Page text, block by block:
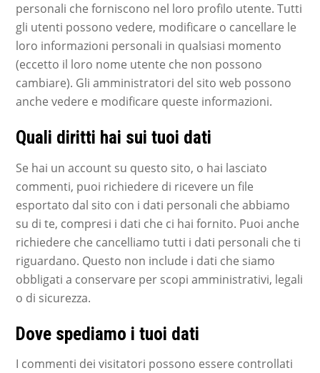
personali che forniscono nel loro profilo utente. Tutti
gli utenti possono vedere, modificare o cancellare le
loro informazioni personali in qualsiasi momento
(eccetto il loro nome utente che non possono
cambiare). Gli amministratori del sito web possono
anche vedere e modificare queste informazioni.
Quali diritti hai sui tuoi dati
Se hai un account su questo sito, o hai lasciato
commenti, puoi richiedere di ricevere un file
esportato dal sito con i dati personali che abbiamo
su di te, compresi i dati che ci hai fornito. Puoi anche
richiedere che cancelliamo tutti i dati personali che ti
riguardano. Questo non include i dati che siamo
obbligati a conservare per scopi amministrativi, legali
o di sicurezza.
Dove spediamo i tuoi dati
I commenti dei visitatori possono essere controllati